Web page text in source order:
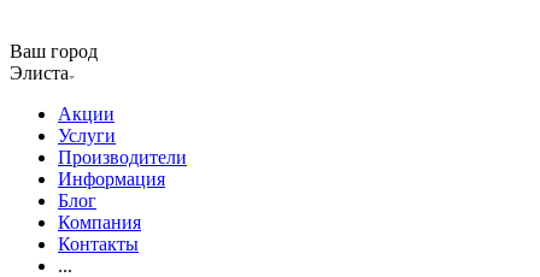
Ваш город
Элиста
Акции
Услуги
Производители
Информация
Блог
Компания
Контакты
...